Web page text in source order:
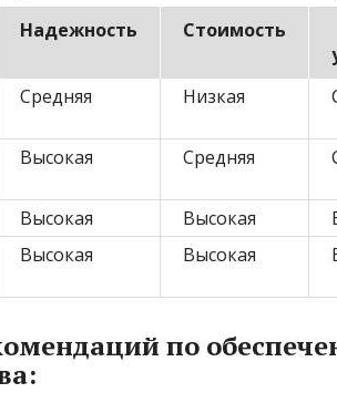
Надежность Стоимость
Средняя Низкая
Высокая Средняя
Высокая Высокая
Высокая Высокая
по